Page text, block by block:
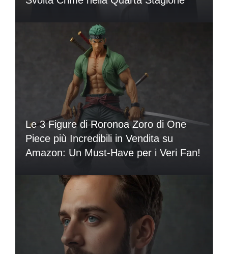
Le 3 Figure di Roronoa Zoro di One
Piece più Incredibili in Vendita su
Amazon: Un Must-Have per i Veri Fan!